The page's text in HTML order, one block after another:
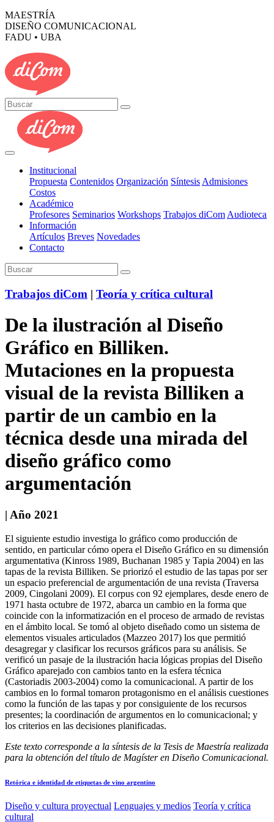
MAESTRÍA
DISEÑO COMUNICACIONAL
FADU • UBA
Institucional
Propuesta Contenidos Organización Síntesis Admisiones
Costos
Académico
Profesores Seminarios Workshops Trabajos diCom Audioteca
Información
Artículos Breves Novedades
Contacto
Trabajos diCom | Teoría y crítica cultural
De la ilustración al Diseño
Gráfico en Billiken.
Mutaciones en la propuesta
visual de la revista Billiken a
partir de un cambio en la
técnica desde una mirada del
diseño gráfico como
argumentación
| Año 2021
El siguiente estudio investiga lo gráfico como producción de
sentido, en particular cómo opera el Diseño Gráfico en su dimensión
argumentativa (Kinross 1989, Buchanan 1985 y Tapia 2004) en las
tapas de la revista Billiken. Se priorizó el estudio de las tapas por ser
un espacio preferencial de argumentación de una revista (Traversa
2009, Cingolani 2009). El corpus con 92 ejemplares, desde enero de
1971 hasta octubre de 1972, abarca un cambio en la forma que
coincide con la informatización en el proceso de armado de revistas
en el ámbito local. Se tomó al objeto diseñado como un sistema de
elementos visuales articulados (Mazzeo 2017) los que permitió
desagregar y clasificar los recursos gráficos para su análisis. Se
verificó un pasaje de la ilustración hacia lógicas propias del Diseño
Gráfico aparejado con cambios tanto en la esfera técnica
(Castoriadis 2003-2004) como la comunicacional. A partir de los
cambios en lo formal tomaron protagonismo en el análisis cuestiones
como la función de las tapas y por consiguiente de los recursos
presentes; la coordinación de argumentos en lo comunicacional; y
los criterios en las decisiones planificadas.
Este texto corresponde a la síntesis de la Tesis de Maestría realizada
para la obtención del título de Magíster en Diseño Comunicacional.
Retórica e identidad de etiquetas de vino argentino
Diseño y cultura proyectual Lenguajes y medios Teoría y crítica
cultural